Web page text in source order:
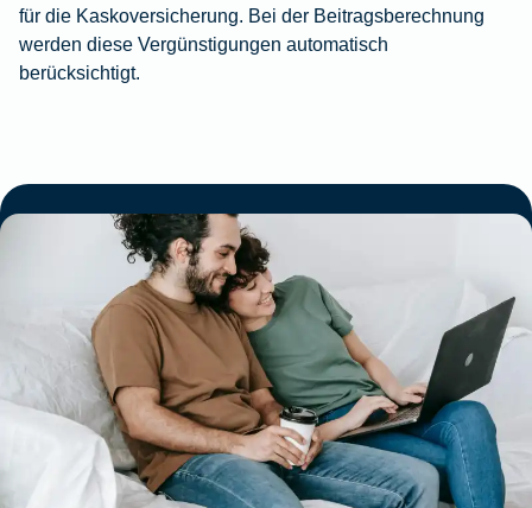
für die Kaskoversicherung. Bei der Beitragsberechnung
werden diese Vergünstigungen automatisch
berücksichtigt.